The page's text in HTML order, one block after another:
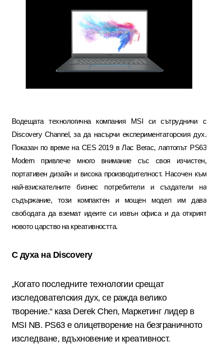
Водещата технологична компания MSI
си сътрудничи с
Discovery Channel, за да насърчи експериментаторския дух.
Показан по време наCES 2019 в Лас Вегас, лаптопът PS63
Modernпривлече много внимание със своя изчистен,
портативен дизайн и висока производителност. Насочен към
най-взискателните бизнес потребители и създатели на
съдържание, този компактен и мощен модел им дава
свободата да вземат идеите си извън офиса и да открият
новото царство на креативността.
С духа наDiscovery
„Когато последните технологии срещат
изследователския дух, се ражда велико
творение.“ каза Derek Chen, Маркетинг лидер в
MSI NB. PS63 е олицетворение на безграничното
изследване, вдъхновение и креативност.